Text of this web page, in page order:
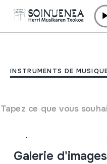
INSTRUMENTS DE
Tapez ce que vous
Indices de
Type de collection
Emplacement:
Galerie d'images